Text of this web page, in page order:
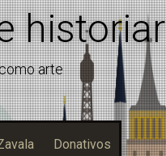
historiar
arte
Donativos